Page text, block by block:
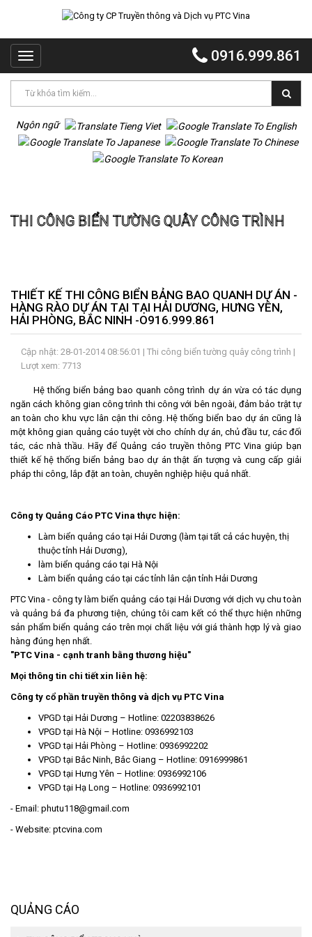
Toggle
navigation
0916.999.861
PTC
PTC
EVENT
PTC
VOI
DỰ
ÁN
Ngôn ngữ
THI CÔNG BIỂN TƯỜNG QUÂY CÔNG TRÌNH
THIẾT KẾ THI CÔNG BIỂN BẢNG BAO QUANH DỰ ÁN -
HÀNG RÀO DỰ ÁN TẠI TẠI HẢI DƯƠNG, HƯNG YÊN,
HẢI PHÒNG, BẮC NINH -O916.999.861
Cập nhật: 28-01-2014 08:56:01 | Thi công biển tường quây công trình |
Lượt xem: 7713
Hệ thống biển bảng bao quanh công trình dự án vừa có tác dụng
ngăn cách không gian công trình thi công với bên ngoài, đảm bảo trật tự
an toàn cho khu vực lân cận thi công. Hệ thống biển bao dự án cũng là
một không gian quảng cáo tuyệt vời cho chính dự án, chủ đầu tư, các đối
tác, các nhà thầu. Hãy để Quảng cáo truyền thông PTC Vina giúp bạn
thiết kế hệ thống biển bảng bao dự án thật ấn tượng và cung cấp giải
pháp thi công, lắp đặt an toàn, chuyên nghiệp hiệu quả nhất.
Công ty Quảng Cáo PTC Vina thực hiện:
Làm biển quảng cáo tại Hải Dương (làm tại tất cả các huyện, thị
thuộc tỉnh Hải Dương),
làm biển quảng cáo tại Hà Nội
Làm biển quảng cáo tại các tỉnh lân cận tỉnh Hải Dương
PTC Vina - công ty làm biển quảng cáo tại Hải Dương với dịch vụ chu toàn
và quảng bá đa phương tiện, chúng tôi cam kết có thể thực hiện những
sản phẩm biển quảng cáo trên mọi chất liệu với giá thành hợp lý và giao
hàng đúng hẹn nhất.
"PTC Vina - cạnh tranh bằng thương hiệu"
Mọi thông tin chi tiết xin liên hệ:
Công ty cổ phần truyền thông và dịch vụ PTC Vina
VPGD tại Hải Dương – Hotline: 02203838626
VPGD tại Hà Nội – Hotline: 0936992103
VPGD tại Hải Phòng – Hotline: 0936992202
VPGD tại Bắc Ninh, Bắc Giang – Hotline: 0916999861
VPGD tại Hưng Yên – Hotline: 0936992106
VPGD tại Hạ Long – Hotline: 0936992101
- Email: phutu118@gmail.com
- Website: ptcvina.com
QUẢNG CÁO